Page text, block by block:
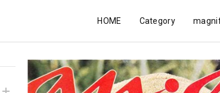
HOME Category